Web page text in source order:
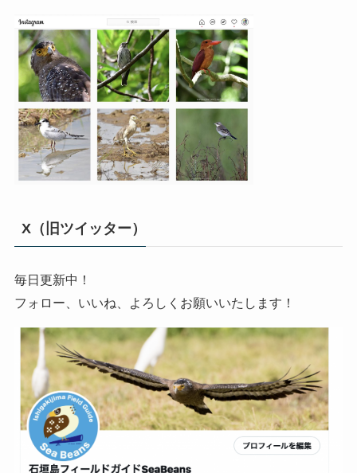
X（旧ツイッター）
毎日更新中！
フォロー、いいね、よろしくお願いいたします！